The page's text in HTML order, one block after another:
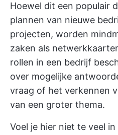
Hoewel dit een populair
plannen van nieuwe
projecten, worden
zaken als
rollen in een bedrijf
over mogelijke
vraag of het verkennen
van een groter thema.
Voel je hier niet te veel